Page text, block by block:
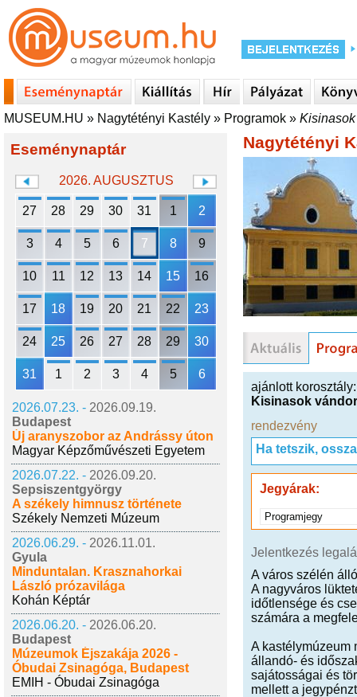
MUSEUM.HU » Nagytétényi Kastély » Programok »
Eseménynaptár
2026. AUGUSZTUS
27 28 29 30 31 1 2
3 4 5 6 7 8 9
10 11 12 13 14 15 16
17 18 19 20 21 22 23
24 25 26 27 28 29 30
31 1 2 3 4 5 6
2026.07.23. - 2026.09.19.
Budapest
Új aranyszobor az Andrássy úton
Magyar Képzőművészeti Egyetem
2026.07.22. - 2026.09.20.
Sepsiszentgyörgy
A székely himnusz története
Székely Nemzeti Múzeum
2026.06.29. - 2026.11.01.
Gyula
Minduntalan. Krasznahorkai
László prózavilága
Kohán Képtár
2026.06.20. - 2026.06.20.
Budapest
Múzeumok Éjszakája 2026 -
Óbudai Zsinagóga, Budapest
EMIH - Óbudai Zsinagóga
Nagytétényi
ajánlott
Kisinasok
rendezvény
Ha tetszik,
Jegyárak:
Programjegy
Jelentkezés
A város szélén
A nagyváros
időtlensége és
számára a
A kastélymúzeum
állandó- és
sajátosságai és
mellett a